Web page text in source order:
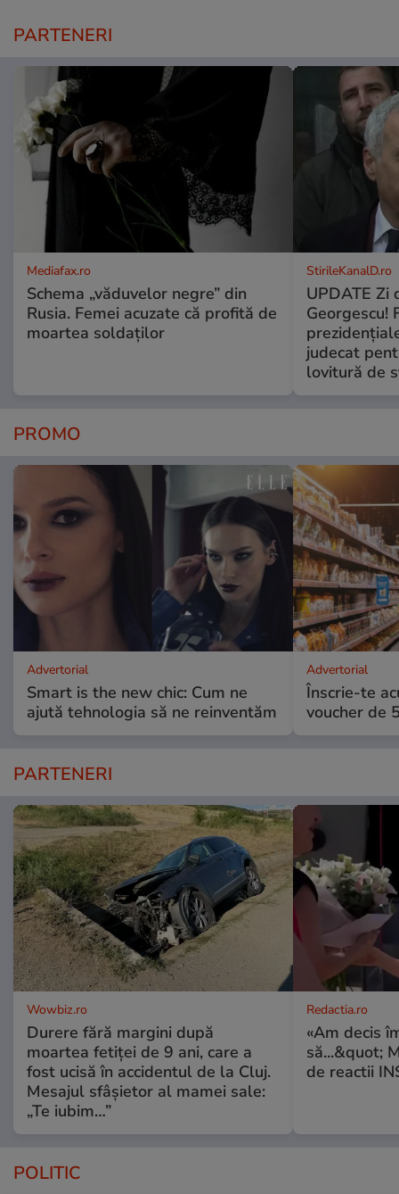
PARTENERI
Mediafax.ro
Schema „văduvelor negre” din
Rusia. Femei acuzate că profită de
moartea soldaților
StirileKanalD.ro
UPDATE Zi
Georgescu!
judecat
lovitură de
PROMO
Advertorial
Smart is the new chic: Cum ne
ajută tehnologia să ne reinventăm
Advertorial
Înscrie-te
voucher de
PARTENERI
Wowbiz.ro
Durere fără margini după
moartea fetiței de 9 ani, care a
fost ucisă în accidentul de la Cluj.
Mesajul sfâșietor al mamei sale:
„Te iubim…”
Redactia.ro
«Am decis
să...&quot;
de reactii
POLITIC